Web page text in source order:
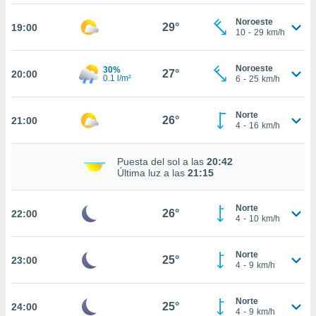
se
Puedes
web a
19:00 29°
Noroeste
10 - 29 km/h
20:00
30%
0.1 l/m²
27°
Noroeste
6 - 25 km/h
21:00 26°
Norte
4 - 16 km/h
Puesta del sol a las 20:42
Última luz a las 21:15
22:00 26°
Norte
4 - 10 km/h
23:00 25°
Norte
4 - 9 km/h
24:00 25°
Norte
4 - 9 km/h